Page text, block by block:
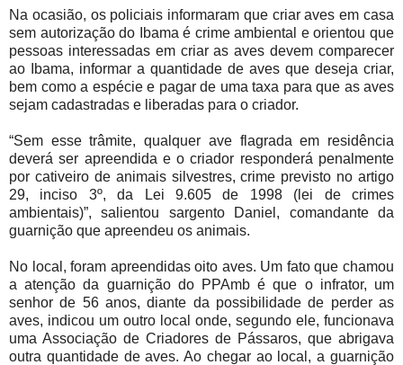
Na ocasião, os policiais informaram que criar aves em casa
sem autorização do Ibama é crime ambiental e orientou que
pessoas interessadas em criar as aves devem comparecer
ao Ibama, informar a quantidade de aves que deseja criar,
bem como a espécie e pagar de uma taxa para que as aves
sejam cadastradas e liberadas para o criador.
“Sem esse trâmite, qualquer ave flagrada em residência
deverá ser apreendida e o criador responderá penalmente
por cativeiro de animais silvestres, crime previsto no artigo
29, inciso 3º, da Lei 9.605 de 1998 (lei de crimes
ambientais)”, salientou sargento Daniel, comandante da
guarnição que apreendeu os animais.
No local, foram apreendidas oito aves. Um fato que chamou
a atenção da guarnição do PPAmb é que o infrator, um
senhor de 56 anos, diante da possibilidade de perder as
aves, indicou um outro local onde, segundo ele, funcionava
uma Associação de Criadores de Pássaros, que abrigava
outra quantidade de aves. Ao chegar ao local, a guarnição